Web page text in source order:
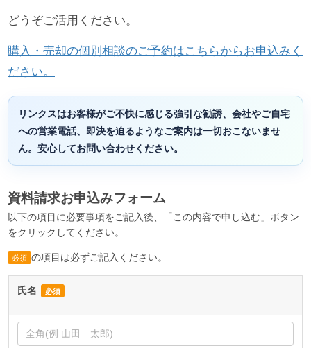
どうぞご活用ください。
購入・売却の個別相談のご予約はこちらからお申込みく
ださい。
リンクスはお客様がご不快に感じる強引な勧誘、会社やご自宅
への営業電話、即決を迫るようなご案内は一切おこないませ
ん。安心してお問い合わせください。
資料請求お申込みフォーム
以下の項目に必要事項をご記入後、「この内容で申し込む」ボタン
をクリックしてください。
必須 の項目は必ずご記入ください。
氏名 必須